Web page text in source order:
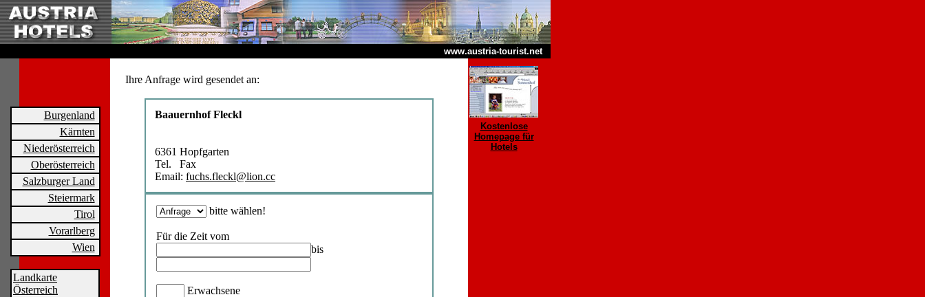
www.austria-tourist.net
Burgenland
Kärnten
Niederösterreich
Oberösterreich
Salzburger Land
Steiermark
Tirol
Vorarlberg
Wien
Landkarte
Österreich
Ihre Anfrage wird gesendet an:
Baauernhof Fleckl
6361 Hopfgarten
Tel. Fax
Email: fuchs.fleckl@lion.cc
bitte wählen!
Für die Zeit vom
bis
Erwachsene
Kostenlose
Homepage für
Hotels